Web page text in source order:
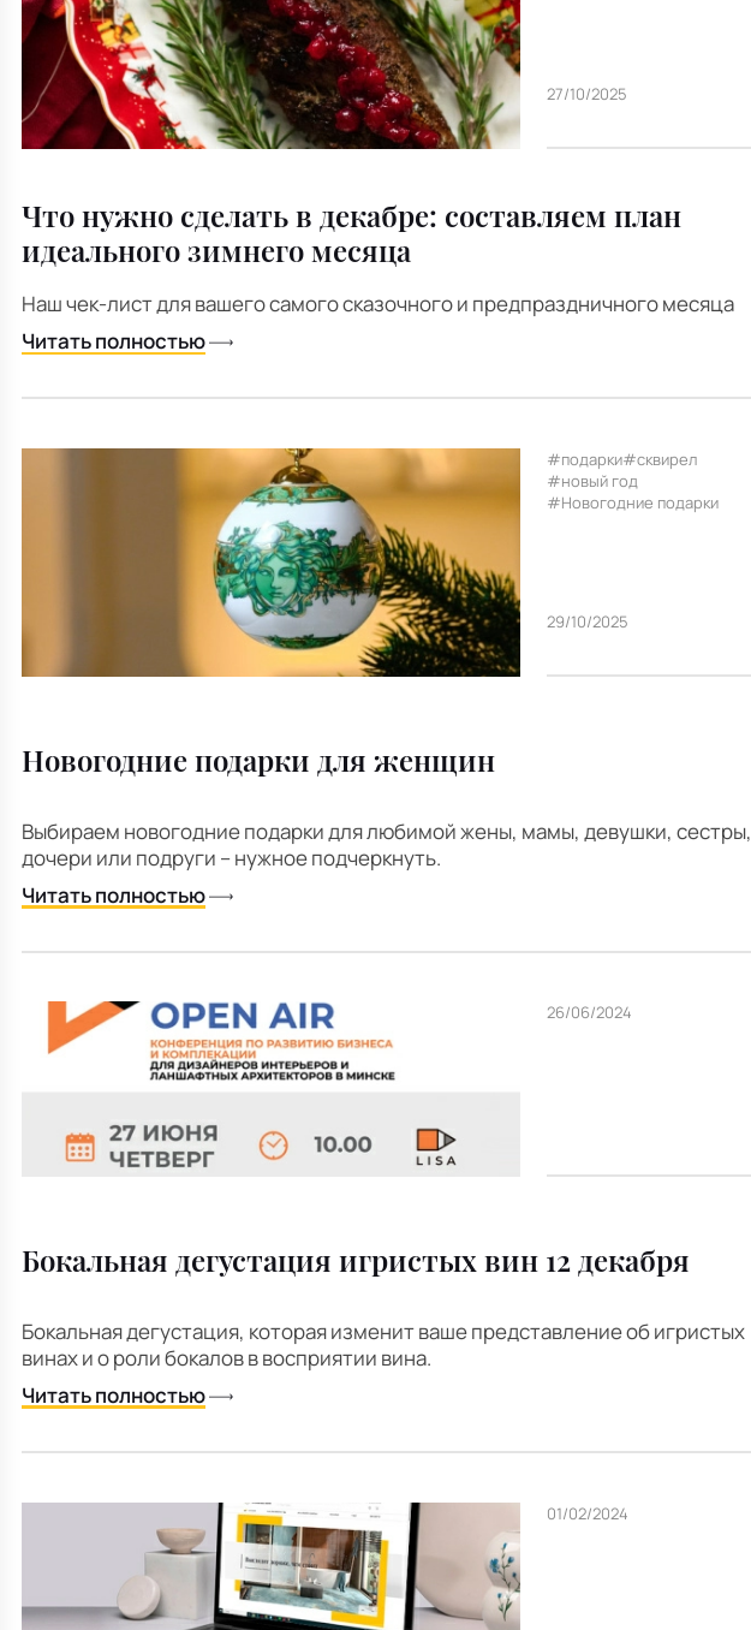
Все для кухни
Детская посуда
Пепельницы
Декоративные блюда
Душевая зона
Мебель для ванной
Аксессуары для ванной
Полотенцесушители, Радиаторы
Чехлы на подушку
Подушки-вкладыши
Мебель для хранения
Декор дома
Терраса и балкон
27/10/2025
Что нужно сделать в декабре: составляем план
идеального зимнего месяца
Наш чек-лист для вашего самого сказочного и предпраздничного месяца
Читать полностью
#подарки#сквирел
#новый год
#Новогодние подарки
29/10/2025
Новогодние подарки для женщин
Выбираем новогодние подарки для любимой жены, мамы, девушки, сестры,
дочери или подруги – нужное подчеркнуть.
Читать полностью
26/06/2024
Бокальная дегустация игристых вин 12 декабря
Бокальная дегустация, которая изменит ваше представление об игристых
винах и о роли бокалов в восприятии вина.
Читать полностью
01/02/2024